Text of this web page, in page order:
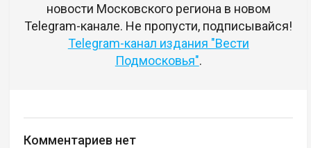
новости Московского региона в новом
Telegram-канале. Не пропусти, подписывайся!
Telegram-канал издания "Вести
Подмосковья".
Комментариев нет